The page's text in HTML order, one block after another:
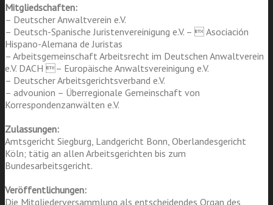
Mitgliedschaften:
– Deutscher Anwaltverein e.V.
– Deutsch-Spanische Juristenvereinigung e.V. –  Asociación
Hispano-Alemana de Juristas
– Arbeitsgemeinschaft Arbeitsrecht im Deutschen Anwaltverein
e.V. DACH – Europäische Anwaltsvereinigung e.V.
– Deutscher Arbeitsgerichtsverband e.V.
– advounion – Überregionale Gemeinschaft von
Korrespondenzanwälten e.V.
Zulassungen:
Amtsgericht Siegburg, Landgericht Bonn, Oberlandesgericht
Köln; tätig an allen Arbeitsgerichten bis zum
Bundesarbeitsgericht.
Veröffentlichungen:
Die Mitgliederversammlung als entscheidendes Organ des